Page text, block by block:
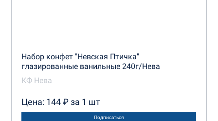
Набор конфет "Невская Птичка"
глазированные ванильные 240г/Нева
КФ Нева
Цена: 144 ₽ за 1 шт
Подписаться